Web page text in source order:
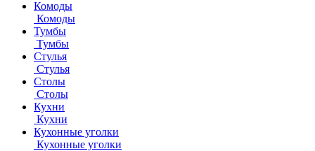
Комоды
Комоды
Тумбы
Тумбы
Стулья
Стулья
Столы
Столы
Кухни
Кухни
Кухонные уголки
Кухонные уголки